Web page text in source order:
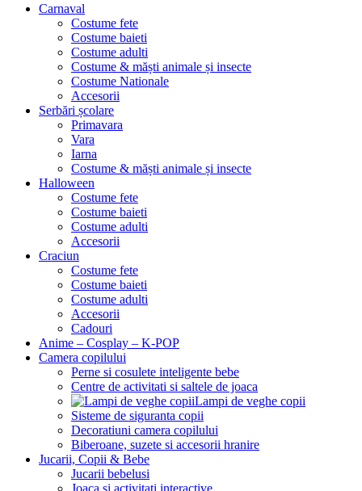
Carnaval
Costume fete
Costume baieti
Costume adulti
Costume & măști animale și insecte
Costume Nationale
Accesorii
Serbări școlare
Primavara
Vara
Iarna
Costume & măști animale și insecte
Halloween
Costume fete
Costume baieti
Costume adulti
Accesorii
Craciun
Costume fete
Costume baieti
Costume adulti
Accesorii
Cadouri
Anime – Cosplay – K‑POP
Camera copilului
Perne si cosulete inteligente bebe
Centre de activitati si saltele de joaca
Lampi de veghe copii
Sisteme de siguranta copii
Decoratiuni camera copilului
Biberoane, suzete si accesorii hranire
Jucarii, Copii & Bebe
Jucarii bebelusi
Joaca si activitati interactive